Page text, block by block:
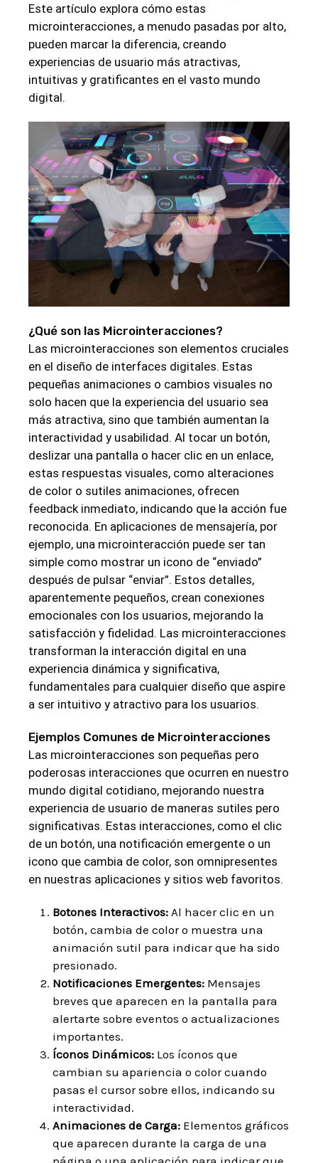
Este artículo explora cómo estas
microinteracciones, a menudo pasadas por alto,
pueden marcar la diferencia, creando
experiencias de usuario más atractivas,
intuitivas y gratificantes en el vasto mundo
digital.
¿Qué son las Microinteracciones?
Las microinteracciones son elementos cruciales
en el diseño de interfaces digitales. Estas
pequeñas animaciones o cambios visuales no
solo hacen que la experiencia del usuario sea
más atractiva, sino que también aumentan la
interactividad y usabilidad. Al tocar un botón,
deslizar una pantalla o hacer clic en un enlace,
estas respuestas visuales, como alteraciones
de color o sutiles animaciones, ofrecen
feedback inmediato, indicando que la acción fue
reconocida. En aplicaciones de mensajería, por
ejemplo, una microinteracción puede ser tan
simple como mostrar un icono de “enviado”
después de pulsar “enviar”. Estos detalles,
aparentemente pequeños, crean conexiones
emocionales con los usuarios, mejorando la
satisfacción y fidelidad. Las microinteracciones
transforman la interacción digital en una
experiencia dinámica y significativa,
fundamentales para cualquier diseño que aspire
a ser intuitivo y atractivo para los usuarios.
Ejemplos Comunes de Microinteracciones
Las microinteracciones son pequeñas pero
poderosas interacciones que ocurren en nuestro
mundo digital cotidiano, mejorando nuestra
experiencia de usuario de maneras sutiles pero
significativas. Estas interacciones, como el clic
de un botón, una notificación emergente o un
icono que cambia de color, son omnipresentes
en nuestras aplicaciones y sitios web favoritos.
Botones Interactivos: Al hacer clic en un
botón, cambia de color o muestra una
animación sutil para indicar que ha sido
presionado.
Notificaciones Emergentes: Mensajes
breves que aparecen en la pantalla para
alertarte sobre eventos o actualizaciones
importantes.
Íconos Dinámicos: Los íconos que
cambian su apariencia o color cuando
pasas el cursor sobre ellos, indicando su
interactividad.
Animaciones de Carga: Elementos gráficos
que aparecen durante la carga de una